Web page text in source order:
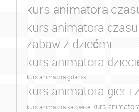
kurs animatora
kurs animatora
zabaw z dziećmi
kurs animatora
kurs animatora gdańsk
kurs animatora gier i
kurs animatora katowice kurs